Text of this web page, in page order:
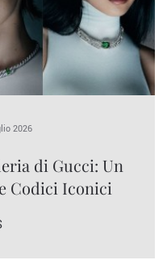
2026
di Gucci: Un
Codici Iconici